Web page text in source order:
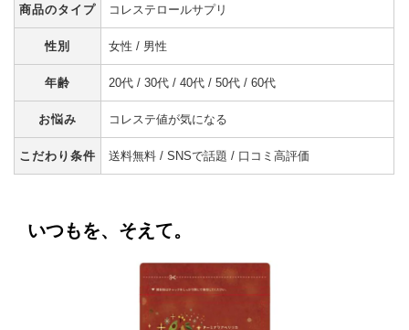
商品のタイプ コレステロールサプリ
性別 女性 / 男性
年齢 20代 / 30代 / 40代 / 50代 / 60代
お悩み コレステ値が気になる
こだわり条件 送料無料 / SNSで話題 / 口コミ高評価
いつもを、そえて。